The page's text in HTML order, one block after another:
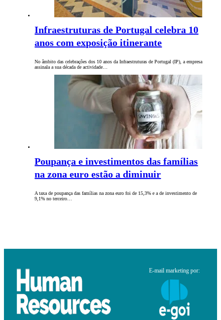
Infraestruturas de Portugal celebra 10
anos com exposição itinerante
No âmbito das celebrações dos 10 anos da Infraestruturas de Portugal (IP), a empresa
assinala a sua década de actividade…
Poupança e investimentos das famílias
na zona euro estão a diminuir
A taxa de poupança das famílias na zona euro foi de 15,3% e a de investimento de
9,1% no terceiro…
E-mail marketing por: